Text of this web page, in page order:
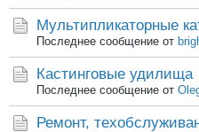
Мультипликаторные
Последнее сообщение от
Кастинговые удилища
Последнее сообщение от
Ремонт,